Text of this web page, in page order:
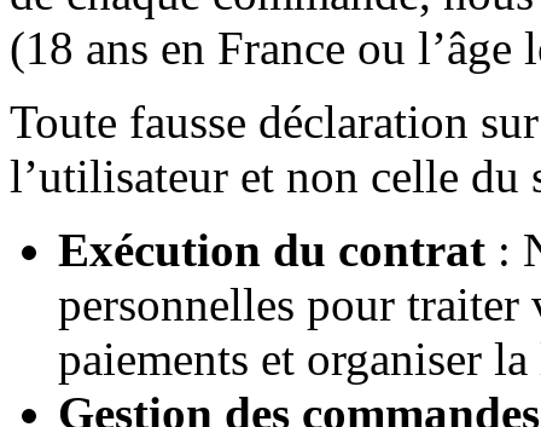
(18 ans en France ou
Toute fausse déclaration
l’utilisateur et non celle du
Exécution du contrat :
personnelles pour traiter
paiements et organiser
Gestion des commandes